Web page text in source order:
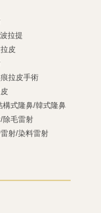
拉提
皮
拉皮手術
構式隆鼻/韓式隆鼻
除毛雷射
射/染料雷射